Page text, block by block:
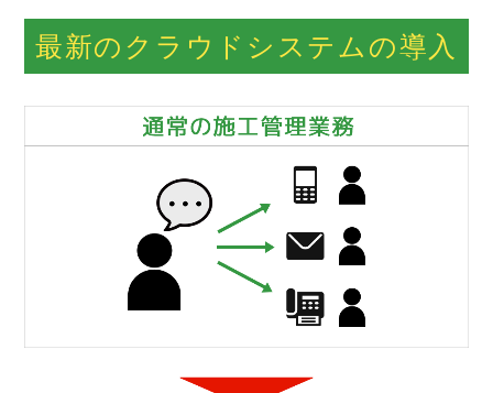
最新のクラウドシステムの導入